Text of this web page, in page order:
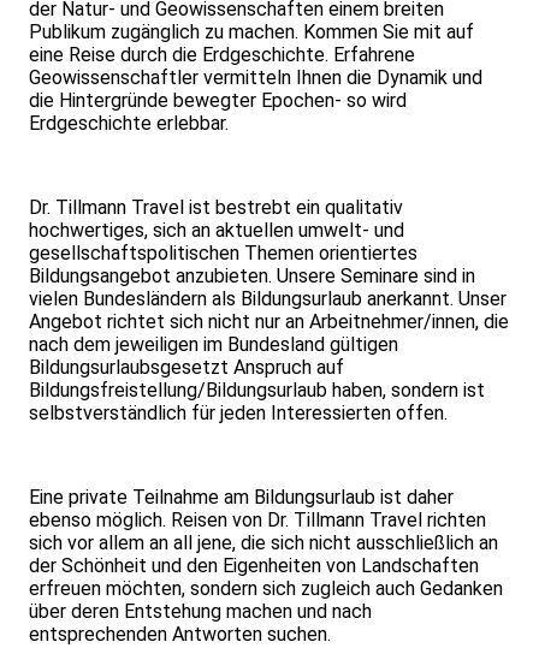
der Natur- und Geowissenschaften einem breiten
Publikum zugänglich zu machen. Kommen Sie mit auf
eine Reise durch die Erdgeschichte. Erfahrene
Geowissenschaftler vermitteln Ihnen die Dynamik und
die Hintergründe bewegter Epochen- so wird
Erdgeschichte erlebbar.
Dr. Tillmann Travel ist bestrebt ein qualitativ
hochwertiges, sich an aktuellen umwelt- und
gesellschaftspolitischen Themen orientiertes
Bildungsangebot anzubieten. Unsere Seminare sind in
vielen Bundesländern als Bildungsurlaub anerkannt. Unser
Angebot richtet sich nicht nur an Arbeitnehmer/innen, die
nach dem jeweiligen im Bundesland gültigen
Bildungsurlaubsgesetzt Anspruch auf
Bildungsfreistellung/Bildungsurlaub haben, sondern ist
selbstverständlich für jeden Interessierten offen.
Eine private Teilnahme am Bildungsurlaub ist daher
ebenso möglich. Reisen von Dr. Tillmann Travel richten
sich vor allem an all jene, die sich nicht ausschließlich an
der Schönheit und den Eigenheiten von Landschaften
erfreuen möchten, sondern sich zugleich auch Gedanken
über deren Entstehung machen und nach
entsprechenden Antworten suchen.